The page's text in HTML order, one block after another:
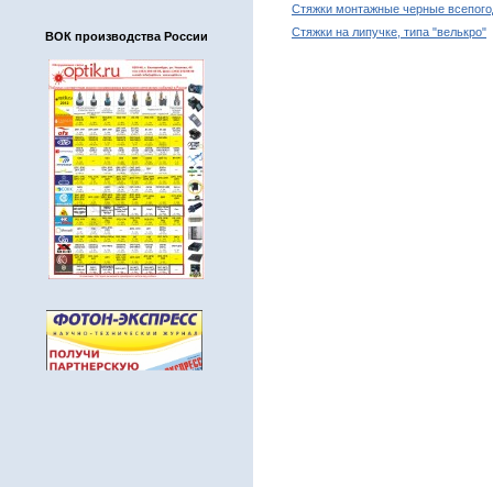
ВОК производства России
Cтяжки монтажные черные
Стяжки на липучке, типа "велькро"